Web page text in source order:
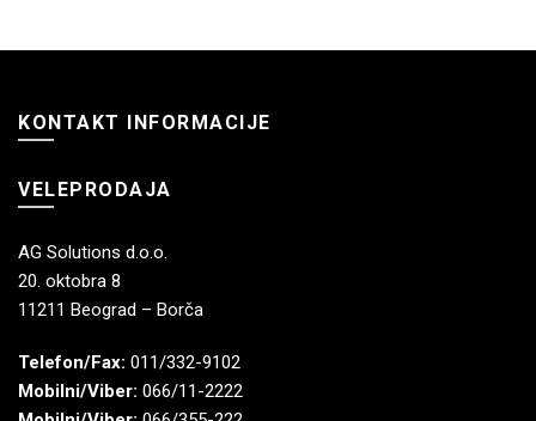
KONTAKT INFORMACIJE
VELEPRODAJA
AG Solutions d.o.o.
20. oktobra 8
11211 Beograd – Borča
Telefon/Fax: 011/332-9102
Mobilni/Viber: 066/11-2222